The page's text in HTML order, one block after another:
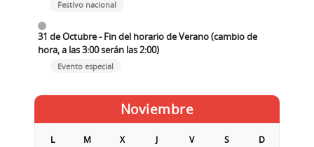
Festivo nacional
31 de Octubre - Fin del horario de Verano (cambio de
hora, a las 3:00 serán las 2:00)
Evento especial
Noviembre
L M X J V S D